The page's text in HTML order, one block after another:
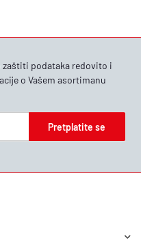
zaštiti podatakaredovito i
o Vašem asortimanu
Pretplatite se